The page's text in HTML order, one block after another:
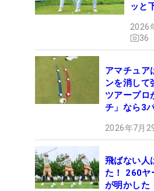
ッと
2026
36
アマチュア
ンを消し
ツアープロ
チ」なら3
2026年7月
飛ばない人
た！ 260ヤ
が明かした